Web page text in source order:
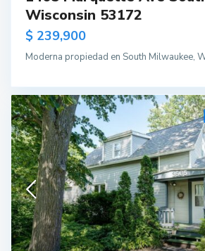
Wisconsin 53172
$ 239,900
Moderna propiedad en South Milwaukee,